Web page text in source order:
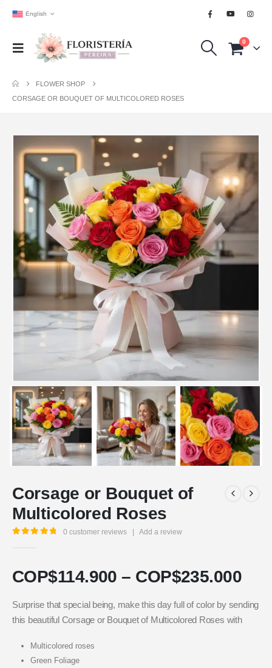
English
0
FLOWER SHOP
CORSAGE OR BOUQUET OF MULTICOLORED ROSES
Corsage or Bouquet of
Multicolored Roses
0 customer reviews Add a review
COP$114.900 – COP$235.000
Surprise that special being, make this day full of color by sending
this beautiful Corsage or Bouquet of Multicolored Roses with
Multicolored roses
Green Foliage